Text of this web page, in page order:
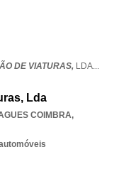
DE VIATURAS, LDA...
Lda
COIMBRA,